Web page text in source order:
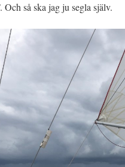
så ska jag ju segla själv.